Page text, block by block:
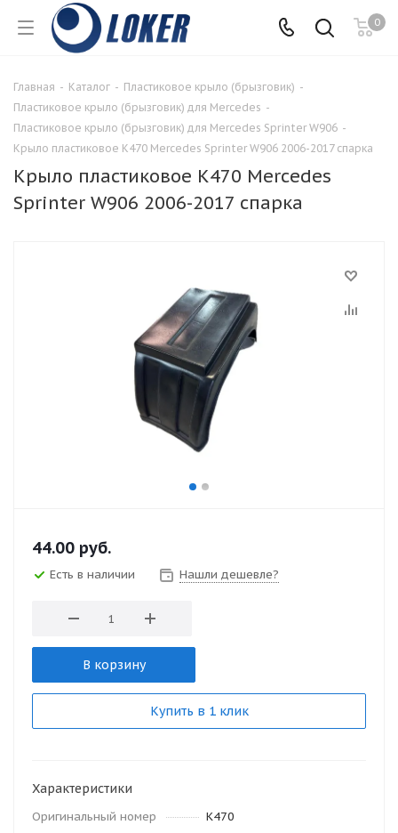
0
Главная - Каталог - Пластиковое крыло (брызговик) -
Пластиковое крыло (брызговик) для Mercedes -
Пластиковое крыло (брызговик) для Mercedes Sprinter W906 -
Крыло пластиковое К470 Mercedes Sprinter W906 2006-2017 спарка
Крыло пластиковое К470 Mercedes
Sprinter W906 2006-2017 спарка
44.00 руб.
Есть в наличии Нашли дешевле?
В корзину
Купить в 1 клик
Характеристики
Оригинальный номер
K470